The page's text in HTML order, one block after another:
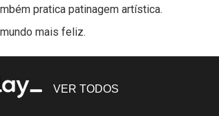
pratica patinagem artística.
mais feliz.
VER TODOS